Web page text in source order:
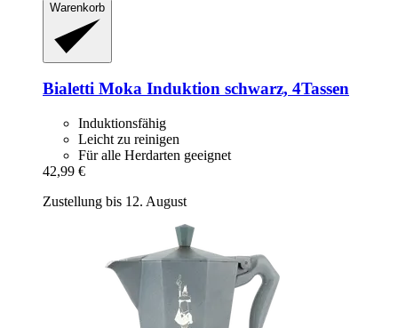
Warenkorb
Bialetti Moka Induktion schwarz, 4Tassen
Induktionsfähig
Leicht zu reinigen
Für alle Herdarten geeignet
42,99 €
Zustellung bis 12. August